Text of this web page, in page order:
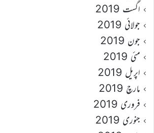
اگست 2019
جولائی 2019
جون 2019
مئی 2019
اپریل 2019
مارچ 2019
فروری 2019
جنوری 2019